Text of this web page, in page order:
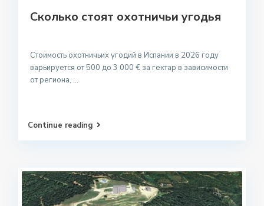
Сколько стоят охотничьи угодья
Стоимость охотничьих угодий в Испании в 2026 году
варьируется от 500 до 3 000 € за гектар в зависимости
от региона, ...
Continue reading